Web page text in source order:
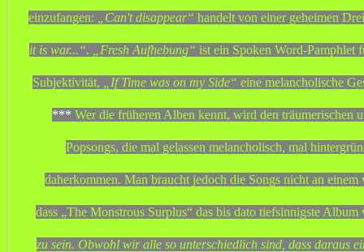
einzufangen: „Can't disappear“ handelt von einer geheimen
it is war...“. „Fresh Aufhebung“ ist ein Spoken Word-
Subjektivität, „If Time was on my Side“ eine melancholische
*** Wer die früheren Alben kennt, wird den träumerischen
Popsongs, die mal gelassen melancholisch, mal
daherkommen. Man braucht jedoch die Songs nicht an
dass „The Monstrous Surplus“ das bis dato tiefsinnigste
zu sein. Obwohl wir alle so unterschiedlich sind, dass daraus